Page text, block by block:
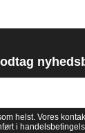
helst. Vores
i